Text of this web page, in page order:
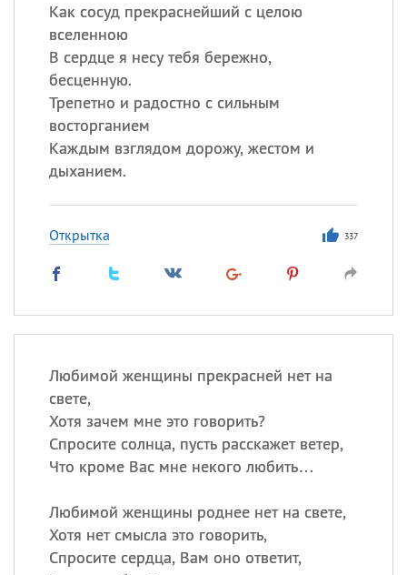
Как сосуд прекраснейший с целою
вселенною
В сердце я несу тебя бережно,
бесценную.
Трепетно и радостно с сильным
восторганием
Каждым взглядом дорожу, жестом и
дыханием.
Открытка 337
Любимой женщины прекрасней нет на
свете,
Хотя зачем мне это говорить?
Спросите солнца, пусть расскажет ветер,
Что кроме Вас мне некого любить…
Любимой женщины роднее нет на свете,
Хотя нет смысла это говорить,
Спросите сердца, Вам оно ответит,